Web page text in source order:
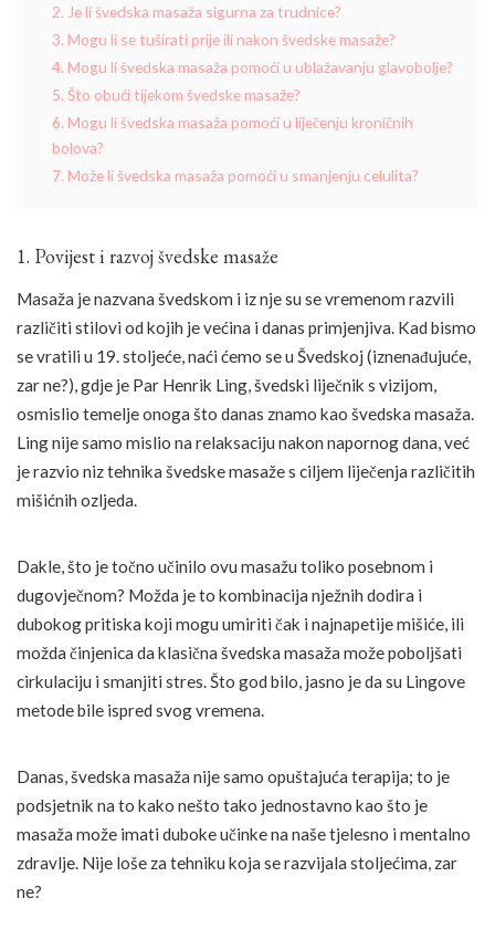
2. Je li švedska masaža sigurna za trudnice?
3. Mogu li se tuširati prije ili nakon švedske masaže?
4. Mogu li švedska masaža pomoći u ublažavanju glavobolje?
5. Što obući tijekom švedske masaže?
6. Mogu li švedska masaža pomoći u liječenju kroničnih
bolova?
7. Može li švedska masaža pomoći u smanjenju celulita?
1. Povijest i razvoj švedske masaže
Masaža je nazvana švedskom i iz nje su se vremenom razvili
različiti stilovi od kojih je većina i danas primjenjiva. Kad bismo
se vratili u 19. stoljeće, naći ćemo se u Švedskoj (iznenađujuće,
zar ne?), gdje je Par Henrik Ling, švedski liječnik s vizijom,
osmislio temelje onoga što danas znamo kao švedska masaža.
Ling nije samo mislio na relaksaciju nakon napornog dana, već
je razvio niz tehnika švedske masaže s ciljem liječenja različitih
mišićnih ozljeda.
Dakle, što je točno učinilo ovu masažu toliko posebnom i
dugovječnom? Možda je to kombinacija nježnih dodira i
dubokog pritiska koji mogu umiriti čak i najnapetije mišiće, ili
možda činjenica da klasična švedska masaža može poboljšati
cirkulaciju i smanjiti stres. Što god bilo, jasno je da su Lingove
metode bile ispred svog vremena.
Danas, švedska masaža nije samo opuštajuća terapija; to je
podsjetnik na to kako nešto tako jednostavno kao što je
masaža može imati duboke učinke na naše tjelesno i mentalno
zdravlje. Nije loše za tehniku koja se razvijala stoljećima, zar
ne?